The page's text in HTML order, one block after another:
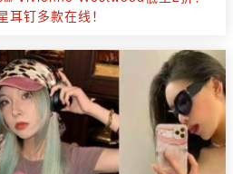
耳钉多款在线！